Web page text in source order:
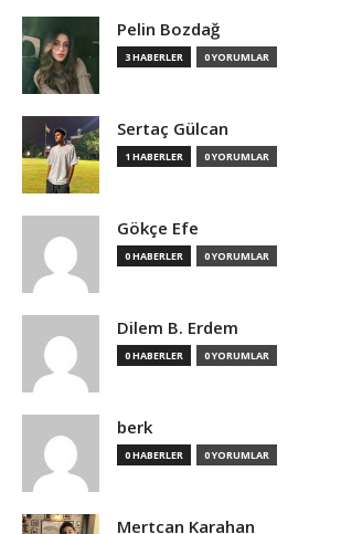
Pelin Bozdağ
3 HABERLER 0 YORUMLAR
Sertaç Gülcan
1 HABERLER 0 YORUMLAR
Gökçe Efe
0 HABERLER 0 YORUMLAR
Dilem B. Erdem
0 HABERLER 0 YORUMLAR
berk
0 HABERLER 0 YORUMLAR
Mertcan Karahan